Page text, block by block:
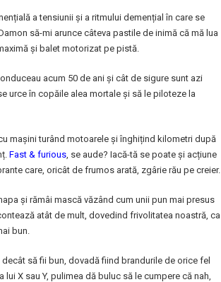
a tensiunii și a ritmului demențial în care se
să-mi arunce câteva pastile de inimă că mă lua
și balet motorizat pe pistă.
acum 50 de ani și cât de sigure sunt azi
urce în copăile alea mortale și să le piloteze la
mașini turând motoarele și înghițind kilometri după
Fast & furious, se aude? Iacă-tă se poate și acțiune
care, oricât de frumos arată, zgârie rău pe creier.
și rămâi mască văzând cum unii pun mai presus
atât de mult, dovedind frivolitatea noastră, ca
bun.
să fii bun, dovadă fiind brandurile de orice fel
X sau Y, pulimea dă buluc să le cumpere că nah,